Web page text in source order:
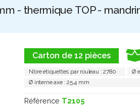
- thermique TOP -
Carton de 12 pièces
Nbre étiquettes par rouleau : 2780
Ø
Ø interne axe : 25,4 mm
Référence T2105